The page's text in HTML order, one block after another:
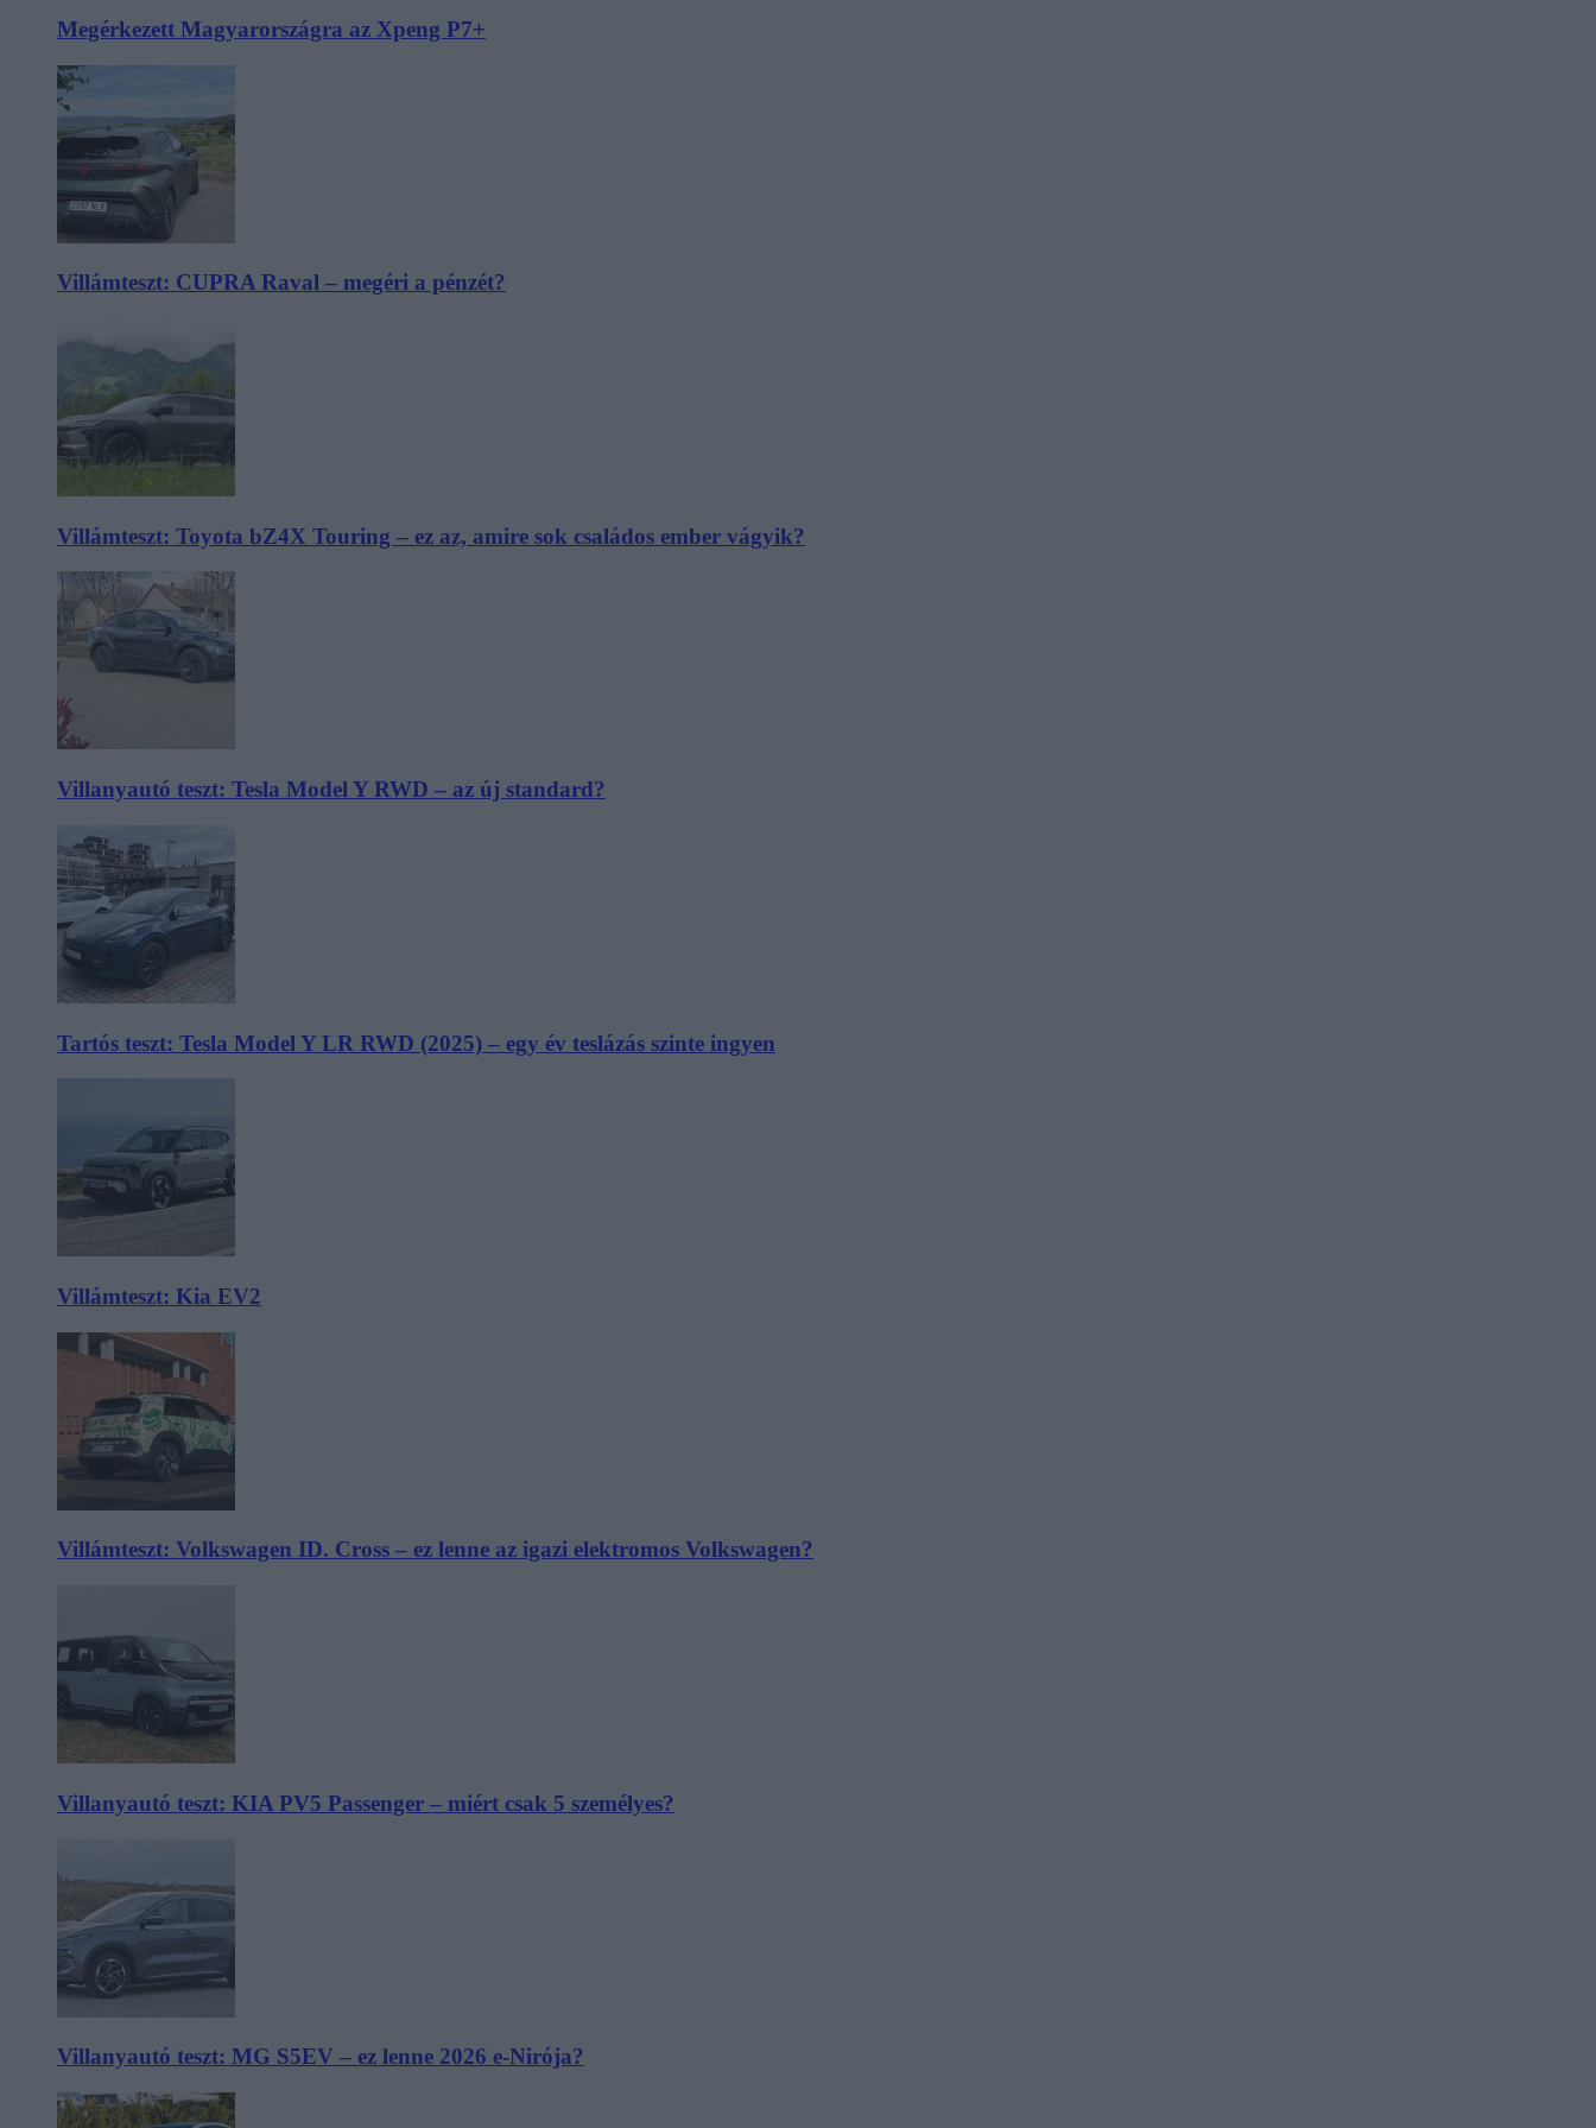
Megérkezett Magyarországra az Xpeng P7+
Villámteszt: CUPRA Raval – megéri a pénzét?
Villámteszt: Toyota bZ4X Touring – ez az, amire sok családos ember vágyik?
Villanyautó teszt: Tesla Model Y RWD – az új standard?
Tartós teszt: Tesla Model Y LR RWD (2025) – egy év teslázás szinte ingyen
Villámteszt: Kia EV2
Villámteszt: Volkswagen ID. Cross – ez lenne az igazi elektromos Volkswagen?
Villanyautó teszt: KIA PV5 Passenger – miért csak 5 személyes?
Villanyautó teszt: MG S5EV – ez lenne 2026 e-Nirója?